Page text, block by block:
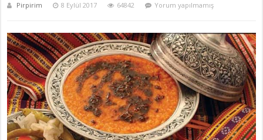
Pirpirim 8 Eylül 2017 64842 Yorum yapılmamış